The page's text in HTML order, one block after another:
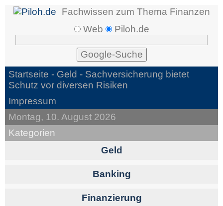
Fachwissen zum Thema Finanzen
Web
Piloh.de
Startseite - Geld - Sachversicherung bietet
Schutz vor diversen Risiken
Impressum
Montag, 10. August 2026
Kategorien
Geld
Banking
Finanzierung